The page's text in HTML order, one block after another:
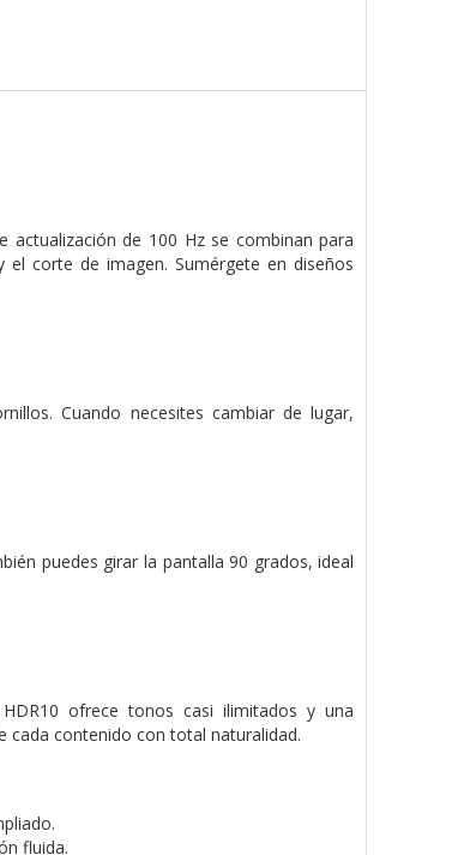
actualización de 100 Hz se combinan para
corte de imagen. Sumérgete en diseños
Cuando necesites cambiar de lugar,
puedes girar la pantalla 90 grados, ideal
ofrece tonos casi ilimitados y una
cada contenido con total naturalidad.
fluida.